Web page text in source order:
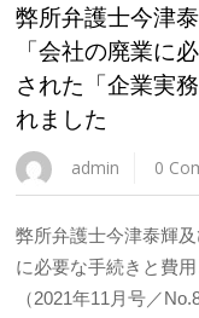
弊所弁護士今津
「会社の廃業に
された「企業実
れました
admin 0
弊所弁護士今津泰輝
に必要な手続きと費
（2021年11月号／